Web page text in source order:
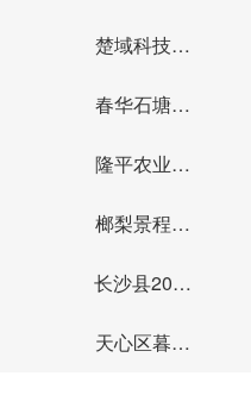
楚域科技…
春华石塘…
隆平农业…
榔梨景程…
长沙县20…
天心区暮…